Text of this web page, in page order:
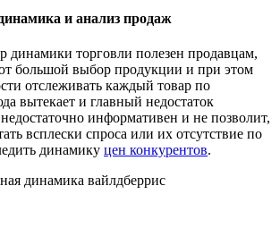
и анализ продаж
торговли полезен продавцам,
большой выбор продукции и при этом
отслеживать каждый товар по
вытекает и главный недостаток
информативен и не позволит,
всплески спроса или их отсутствие по
динамику цен конкурентов.